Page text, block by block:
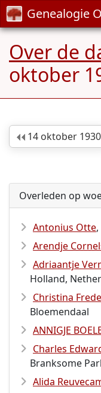
Genealogie
Over de
oktober
14 oktober 1930
Overleden op
Antonius Otte
Arendje
Adriaantje
Holland,
Christina
Bloemendaal
ANNIGJE
Charles
Branksome
Alida